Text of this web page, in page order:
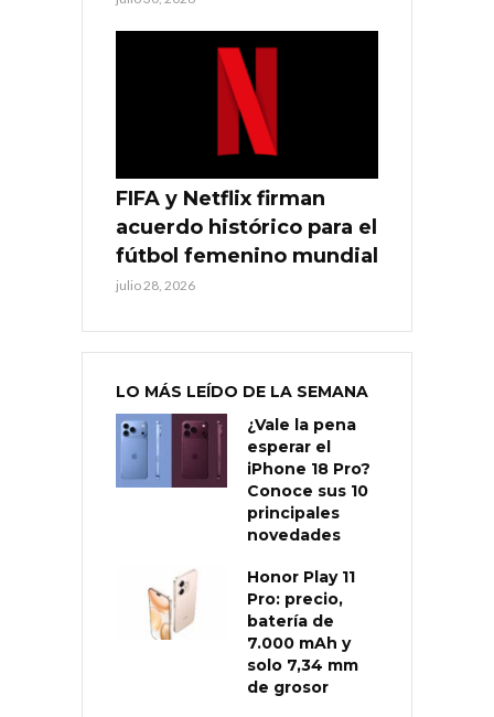
FIFA y Netflix firman
acuerdo histórico para el
fútbol femenino mundial
julio 28, 2026
LO MÁS LEÍDO DE LA SEMANA
¿Vale la pena
esperar el
iPhone 18 Pro?
Conoce sus 10
principales
novedades
Honor Play 11
Pro: precio,
batería de
7.000 mAh y
solo 7,34 mm
de grosor